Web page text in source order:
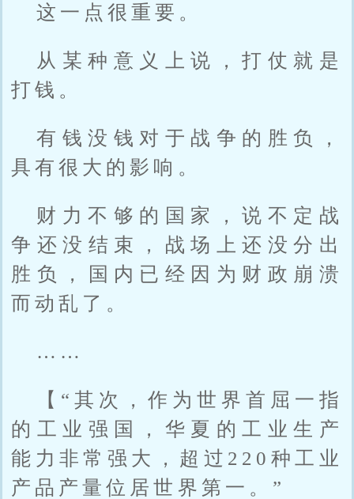
这一点很重要。
从某种意义上说，打仗就是
打钱。
有钱没钱对于战争的胜负，
具有很大的影响。
财力不够的国家，说不定战
争还没结束，战场上还没分出
胜负，国内已经因为财政崩溃
而动乱了。
……
【“其次，作为世界首屈一指
的工业强国，华夏的工业生产
能力非常强大，超过220种工业
产品产量位居世界第一。”